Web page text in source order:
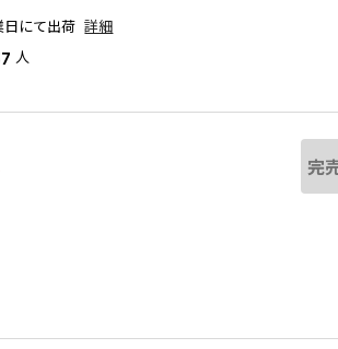
にて出荷 詳細
人
完